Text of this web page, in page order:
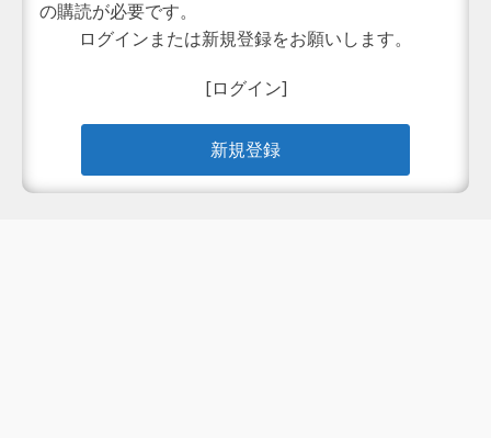
の購読が必要です。
ログインまたは新規登録をお願いします。
[ログイン]
新規登録